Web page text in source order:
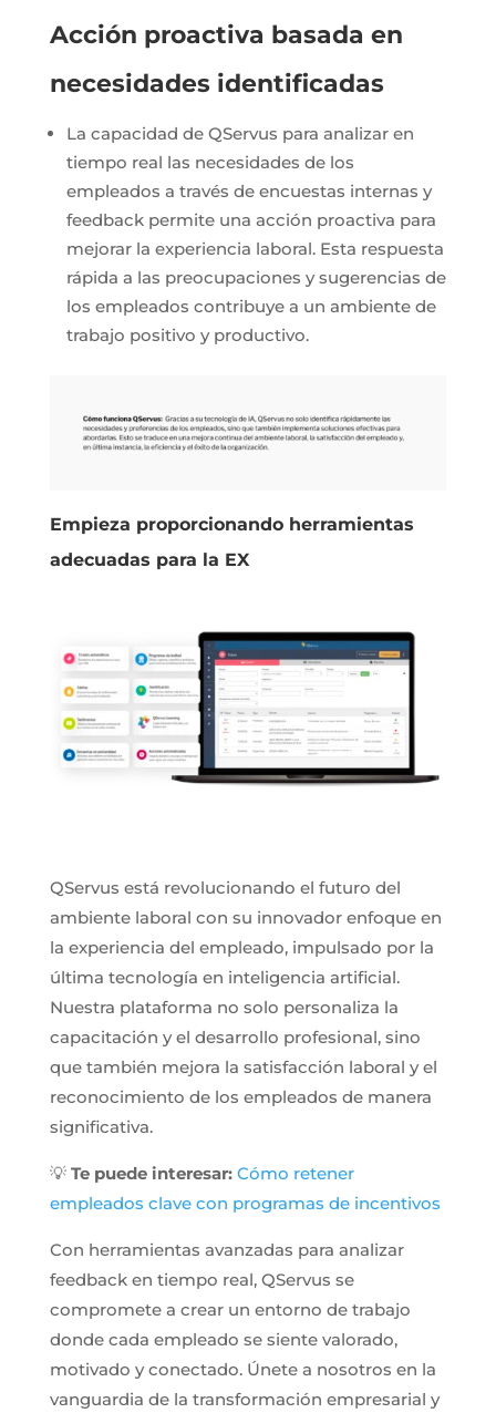
Acción proactiva basada en
necesidades identificadas
La capacidad de QServus para analizar en
tiempo real las necesidades de los
empleados a través de encuestas internas y
feedback permite una acción proactiva para
mejorar la experiencia laboral. Esta respuesta
rápida a las preocupaciones y sugerencias de
los empleados contribuye a un ambiente de
trabajo positivo y productivo.
Empieza proporcionando herramientas
adecuadas para la EX
QServus está revolucionando el futuro del
ambiente laboral con su innovador enfoque en
la experiencia del empleado, impulsado por la
última tecnología en inteligencia artificial.
Nuestra plataforma no solo personaliza la
capacitación y el desarrollo profesional, sino
que también mejora la satisfacción laboral y el
reconocimiento de los empleados de manera
significativa.
💡Te puede interesar: Cómo retener
empleados clave con programas de incentivos
Con herramientas avanzadas para analizar
feedback en tiempo real, QServus se
compromete a crear un entorno de trabajo
donde cada empleado se siente valorado,
motivado y conectado. Únete a nosotros en la
vanguardia de la transformación empresarial y